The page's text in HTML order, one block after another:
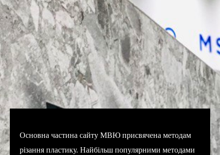
Основна частина сайту МВЮ присвячена методам
різання пластику. Найбільш популярними методами